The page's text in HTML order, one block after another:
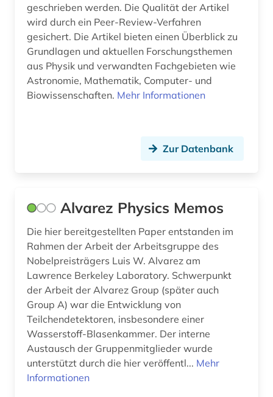
geschrieben werden. Die Qualität der Artikel
wird durch ein Peer-Review-Verfahren
gesichert. Die Artikel bieten einen Überblick zu
Grundlagen und aktuellen Forschungsthemen
aus Physik und verwandten Fachgebieten wie
Astronomie, Mathematik, Computer- und
Biowissenschaften. Mehr Informationen
Zur Datenbank
Alvarez Physics Memos
Die hier bereitgestellten Paper entstanden im
Rahmen der Arbeit der Arbeitsgruppe des
Nobelpreisträgers Luis W. Alvarez am
Lawrence Berkeley Laboratory. Schwerpunkt
der Arbeit der Alvarez Group (später auch
Group A) war die Entwicklung von
Teilchendetektoren, insbesondere einer
Wasserstoff-Blasenkammer. Der interne
Austausch der Gruppenmitglieder wurde
unterstützt durch die hier veröffentl... Mehr
Informationen